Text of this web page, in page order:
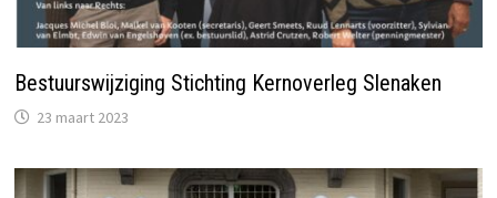
Bestuurswijziging Stichting Kernoverleg Slenaken
23 maart 2023